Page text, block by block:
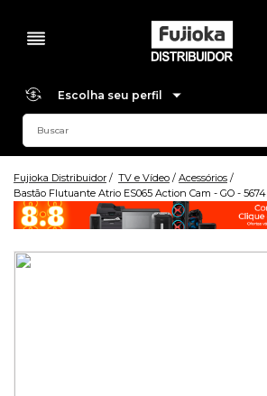
Escolha seu perfil
Fujioka Distribuidor TV e Vídeo
Acessórios
Bastão Flutuante Atrio ES065 Action Cam - GO - 5674